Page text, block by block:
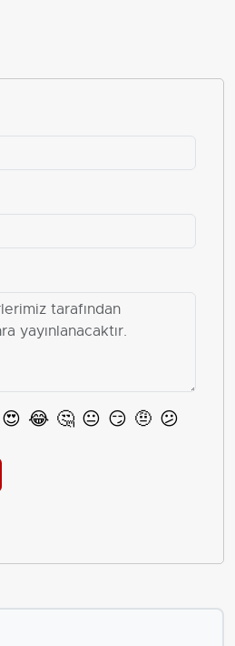
😍 😂 🤔 😐 😏 🤨 😕